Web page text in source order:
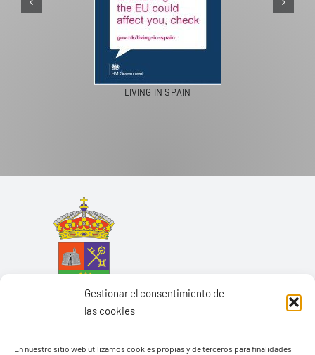
Gestionar el consentimiento de
las cookies
En nuestro sitio web utilizamos cookies propias y de terceros para finalidades
PASEOS EN CAMELLO